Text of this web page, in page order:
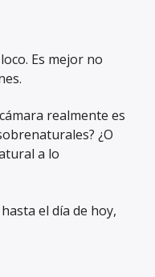
Es mejor no
realmente es
¿O
a lo
el día de hoy,